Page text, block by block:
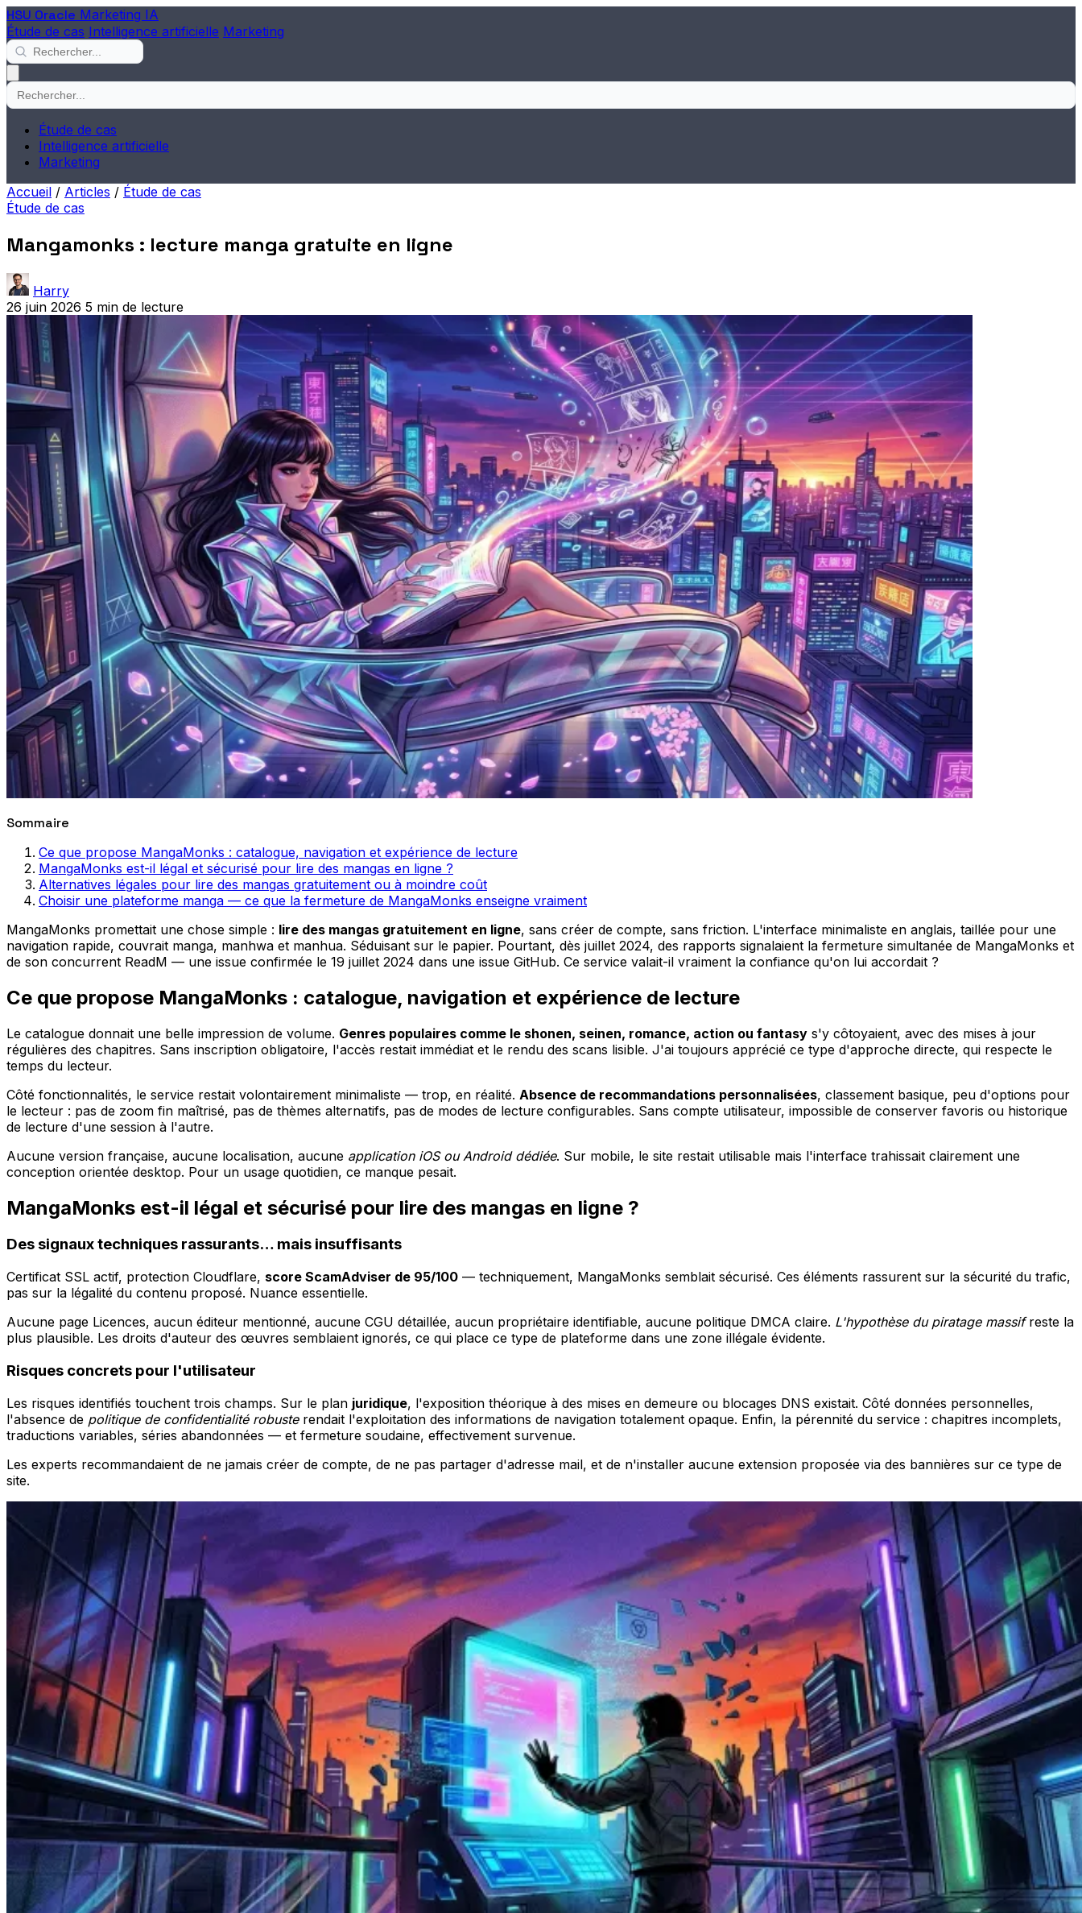
HSU Oracle Marketing IA
Étude de cas Intelligence artificielle Marketing
Étude de cas
Intelligence artificielle
Marketing
Accueil / Articles / Étude de cas
Étude de cas
Mangamonks : lecture manga gratuite en ligne
Harry
26 juin 2026 5 min de lecture
Sommaire
Ce que propose MangaMonks : catalogue, navigation et expérience de lecture
MangaMonks est-il légal et sécurisé pour lire des mangas en ligne ?
Alternatives légales pour lire des mangas gratuitement ou à moindre coût
Choisir une plateforme manga — ce que la fermeture de MangaMonks enseigne vraiment
MangaMonks promettait une chose simple : lire des mangas gratuitement en ligne, sans créer de compte, sans friction. L'interface minimaliste en anglais, taillée pour une
navigation rapide, couvrait manga, manhwa et manhua. Séduisant sur le papier. Pourtant, dès juillet 2024, des rapports signalaient la fermeture simultanée de MangaMonks et
de son concurrent ReadM — une issue confirmée le 19 juillet 2024 dans une issue GitHub. Ce service valait-il vraiment la confiance qu'on lui accordait ?
Ce que propose MangaMonks : catalogue, navigation et expérience de lecture
Le catalogue donnait une belle impression de volume. Genres populaires comme le shonen, seinen, romance, action ou fantasy s'y côtoyaient, avec des mises à jour
régulières des chapitres. Sans inscription obligatoire, l'accès restait immédiat et le rendu des scans lisible. J'ai toujours apprécié ce type d'approche directe, qui respecte le
temps du lecteur.
Côté fonctionnalités, le service restait volontairement minimaliste — trop, en réalité. Absence de recommandations personnalisées, classement basique, peu d'options pour
le lecteur : pas de zoom fin maîtrisé, pas de thèmes alternatifs, pas de modes de lecture configurables. Sans compte utilisateur, impossible de conserver favoris ou historique
de lecture d'une session à l'autre.
Aucune version française, aucune localisation, aucune application iOS ou Android dédiée. Sur mobile, le site restait utilisable mais l'interface trahissait clairement une
conception orientée desktop. Pour un usage quotidien, ce manque pesait.
MangaMonks est-il légal et sécurisé pour lire des mangas en ligne ?
Des signaux techniques rassurants… mais insuffisants
Certificat SSL actif, protection Cloudflare, score ScamAdviser de 95/100 — techniquement, MangaMonks semblait sécurisé. Ces éléments rassurent sur la sécurité du trafic,
pas sur la légalité du contenu proposé. Nuance essentielle.
Aucune page Licences, aucun éditeur mentionné, aucune CGU détaillée, aucun propriétaire identifiable, aucune politique DMCA claire. L'hypothèse du piratage massifreste la
plus plausible. Les droits d'auteur des œuvres semblaient ignorés, ce qui place ce type de plateforme dans une zone illégale évidente.
Risques concrets pour l'utilisateur
Les risques identifiés touchent trois champs. Sur le plan juridique, l'exposition théorique à des mises en demeure ou blocages DNS existait. Côté données personnelles,
l'absence de politique de confidentialité robusterendait l'exploitation des informations de navigation totalement opaque. Enfin, la pérennité du service : chapitres incomplets,
traductions variables, séries abandonnées — et fermeture soudaine, effectivement survenue.
Les experts recommandaient de ne jamais créer de compte, de ne pas partager d'adresse mail, et de n'installer aucune extension proposée via des bannières sur ce type de
site.